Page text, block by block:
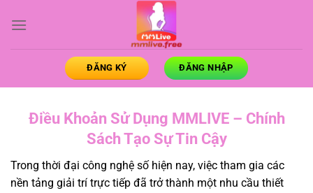
qua
ĐĂNG KÝ ĐĂNG NHẬP
Điều Khoản Sử Dụng MMLIVE – Chính
Sách Tạo Sự Tin Cậy
Trong thời đại công nghệ số hiện nay, việc tham gia các
nền tảng giải trí trực tiếp đã trở thành một nhu cầu thiết